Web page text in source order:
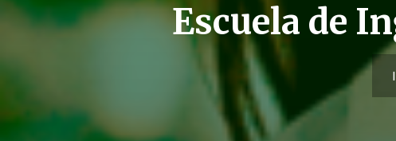
Escuela de